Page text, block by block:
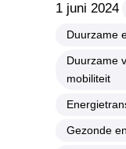
1 juni 2024
Duurzame
Duurzame
mobiliteit
Gezonde